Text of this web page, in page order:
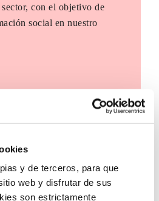
y de terceros, para que
web y disfrutar de sus
son estrictamente
con el objetivo de
social en nuestro